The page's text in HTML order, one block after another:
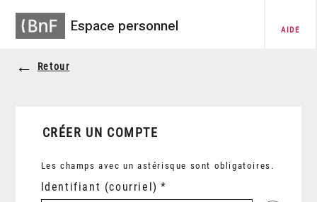
Espace personnel AIDE
Retour
CRÉER UN COMPTE
Les champs avec un astérisque sont obligatoires.
Identifiant (courriel)